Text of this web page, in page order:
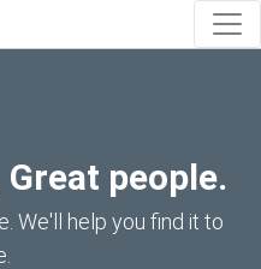
people.
We'll help you find it to